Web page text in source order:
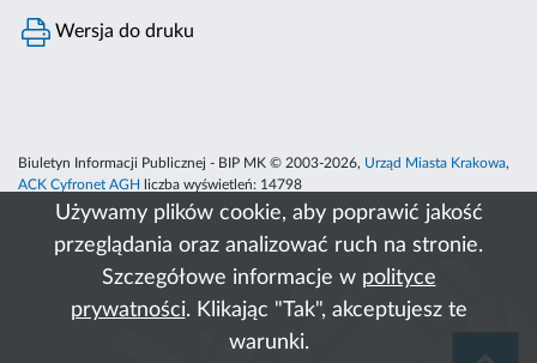
Używamy plików cookie, aby poprawić jakość
przeglądania oraz analizować ruch na stronie.
Szczegółowe informacje w polityce
prywatności. Klikając "Tak", akceptujesz te
warunki.
Wersja do druku
Biuletyn Informacji Publicznej - BIP MK © 2003-2026, Urząd Miasta Krakowa,
ACK Cyfronet AGH
liczba wyświetleń: 14798